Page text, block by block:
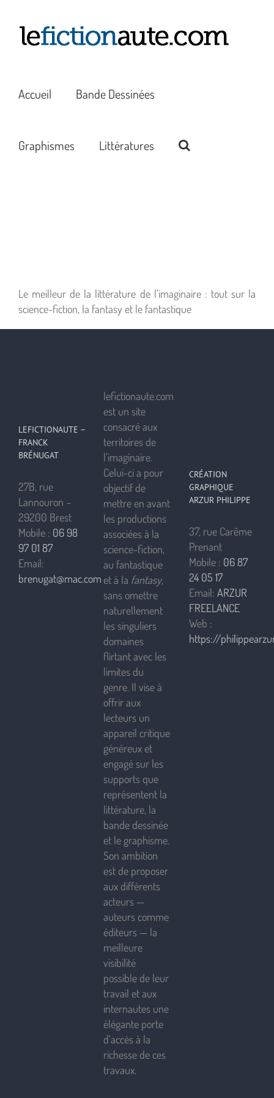
contenu
Accueil Bande Dessinées
Graphismes Littératures
Le meilleur de la littérature de l’imaginaire : tout sur la
science-fiction, la fantasy et le fantastique
LEFICTIONAUTE –
FRANCK
BRÉNUGAT
27B, rue
Lannouron –
29200 Brest
Mobile : 06 98
97 01 87
Email:
brenugat@mac.com
lefictionaute.com
est un site
consacré aux
territoires de
l’imaginaire.
Celui-ci a pour
objectif de
mettre en avant
les productions
associées à la
science-fiction,
au fantastique
et à la fantasy,
sans omettre
naturellement
les singuliers
domaines
flirtant avec les
limites du
genre. Il vise à
offrir aux
lecteurs un
appareil critique
généreux et
engagé sur les
supports que
représentent la
littérature, la
bande dessinée
et le graphisme.
Son ambition
est de proposer
aux différents
acteurs —
auteurs comme
éditeurs — la
meilleure
visibilité
possible de leur
travail et aux
internautes une
élégante porte
d’accès à la
richesse de ces
travaux.
CRÉATION
GRAPHIQUE
ARZUR PHILIPPE
37, rue Carême
Prenant
Mobile : 06 87
24 05 17
Email: ARZUR
FREELANCE
Web :
https://